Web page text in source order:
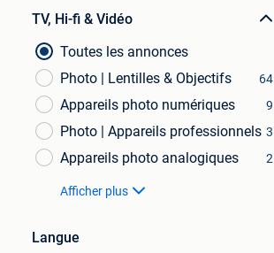
TV, Hi-fi & Vidéo
Toutes les annonces
Photo | Lentilles & Objectifs
64
Appareils photo numériques 9
Photo | Appareils professionnels 3
Appareils photo analogiques 2
Afficher plus
Langue